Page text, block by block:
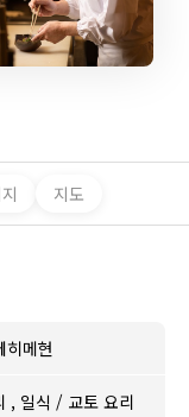
지도
히메현
, 일식 / 교토 요리